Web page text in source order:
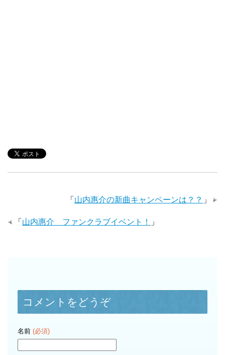
「 山内惠介の新曲キャンペーンは？？ 」
「 山内惠介 ファンクラブイベント！ 」
コメントをどうぞ
名前 (必須)